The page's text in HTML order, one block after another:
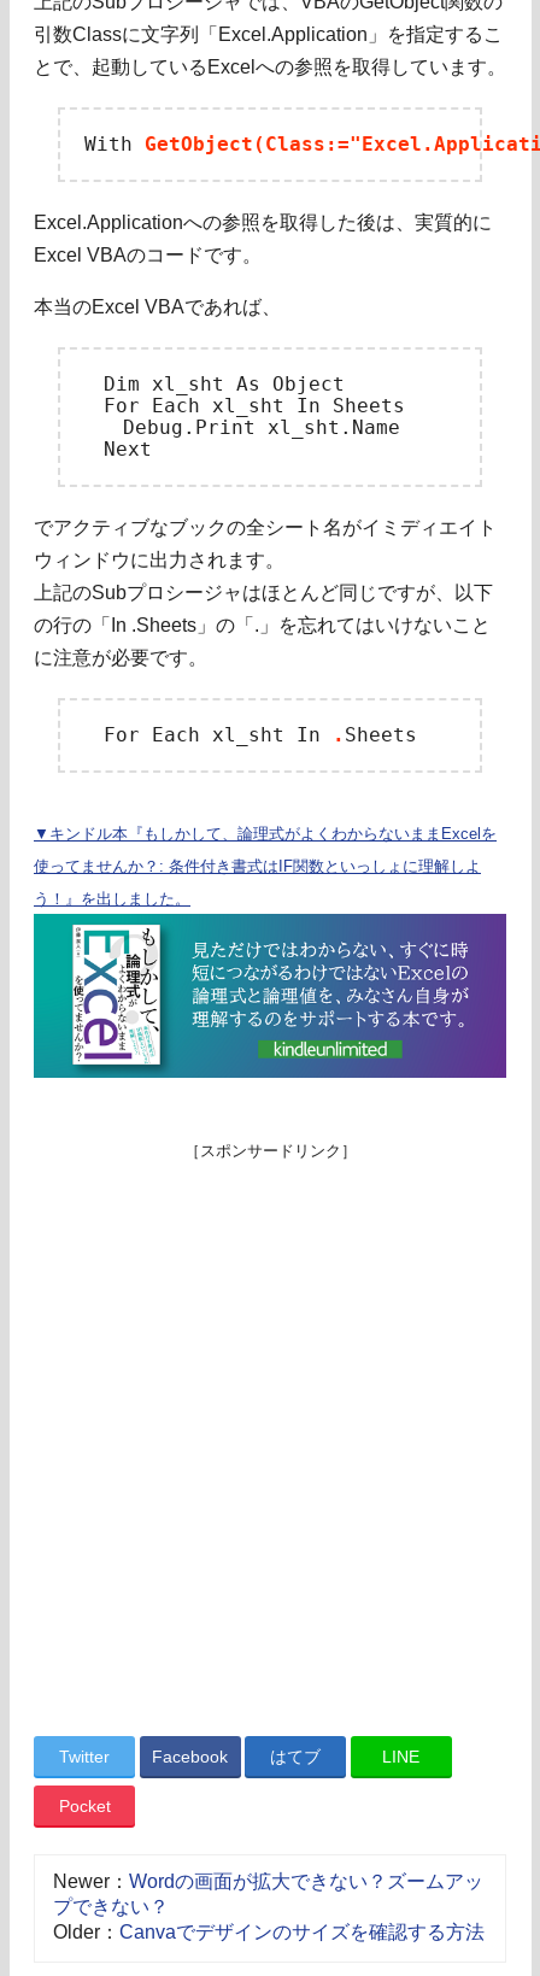
引数Classに文字列「Excel.Application」を指定するこ
とで、起動しているExcelへの参照を取得しています。
With
Excel.Applicationへの参照を取得した後は、実質的に
Excel VBAのコードです。
本当のExcel VBAであれば、
Dim xl_sht As Object
For Each xl_sht In Sheets
Debug.Print xl_sht.Name
でアクティブなブックの全シート名がイミディエイト
ウィンドウに出力されます。
上記のSubプロシージャはほとんど同じですが、以下
の行の「In .Sheets」の「.」を忘れてはいけないこと
に注意が必要です。
For Each xl_sht In .
▼キンドル本『もしかして、論理式がよくわからないままExcelを
使ってませんか？: 条件付き書式はIF関数といっしょに理解しよ
う！』を出しました。
［スポンサードリンク］
Twitter Facebook はてブ LINE
Pocket
Newer： Wordの画面が拡大できない？ズームアッ
プできない？
Older： Canvaでデザインのサイズを確認する方法